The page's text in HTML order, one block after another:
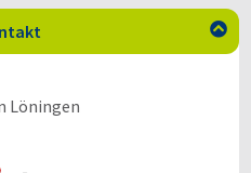

Löningen